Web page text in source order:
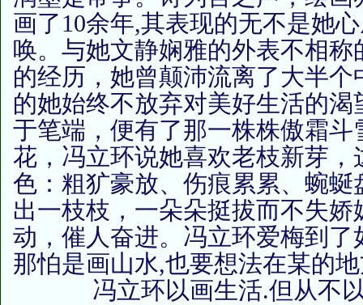
画了10余年,其表现的无不是她
唤。与她文静娴雅的外表不相
的经历，她曾颠沛流离了大半
的她始终不放弃对美好生活的
于笔端，便有了那一株株傲霜斗
花，冯立环说她喜欢老枝新芽，
色：粗犷豪放、伤痕累累、蜿
出一枝枝，一朵朵挺拔而不失
动，催人奋进。冯立环爱梅到
那怕是画山水,也要想法在某的
冯立环以画生活.但从不以